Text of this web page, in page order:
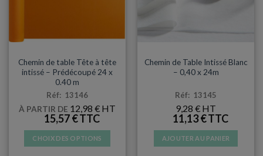
produit
Chemin de table Tête à tête
intissé – Prédécoupé 24 x
0.40 m
Réf: 13146
À PARTIR DE 12,98 €
15,57€
CHOIX DES OPTIONS
Chemin de Table Intissé Blanc
– 0,40 x 24m
Réf: 13145
9,28 €
11,13€
AJOUTER AU PANIER